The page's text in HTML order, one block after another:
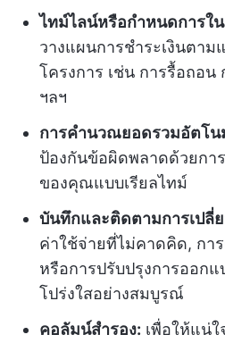
ไทม์ไลน์หรือกำหนดการใ
วางแผนการชำระเงินตา
โครงการ เช่น การรื้อถอ
ฯลฯ
การคำนวณยอดรวมอัตโน
ป้องกันข้อผิดพลาดด้วยกา
ของคุณแบบเรียลไทม์
บันทึกและติดตามการเปลี่
ค่าใช้จ่ายที่ไม่คาดคิด, กา
หรือการปรับปรุงการออกแ
โปร่งใสอย่างสมบูรณ์
คอลัมน์สำรอง: เพื่อให้แน่